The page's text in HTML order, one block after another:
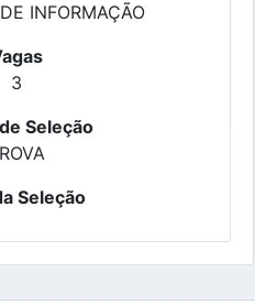
INFORMAÇÃO
3
Seleção
Seleção